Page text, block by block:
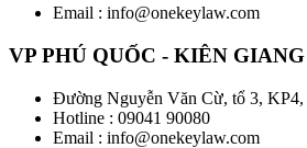
Email : info@onekeylaw.com
VP PHÚ QUỐC - KIÊN GIANG
Đường Nguyễn Văn Cừ, tổ 3,
Hotline : 09041 90080
Email : info@onekeylaw.com